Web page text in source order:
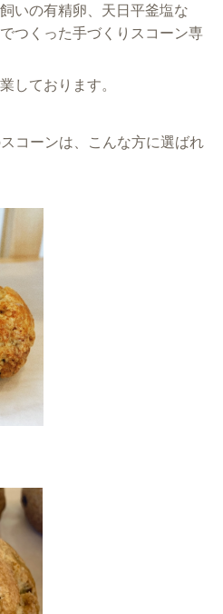
いの有精卵、天日平釜塩な
つくった手づくりスコーン専
しております。
ーンは、こんな方に選ばれ